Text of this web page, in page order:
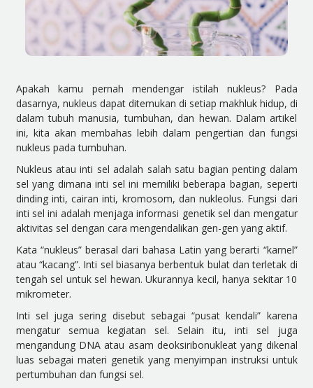
Apakah kamu pernah mendengar istilah nukleus? Pada
dasarnya, nukleus dapat ditemukan di setiap makhluk hidup, di
dalam tubuh manusia, tumbuhan, dan hewan. Dalam artikel
ini, kita akan membahas lebih dalam pengertian dan fungsi
nukleus pada tumbuhan.
Nukleus atau inti sel adalah salah satu bagian penting dalam
sel yang dimana inti sel ini memiliki beberapa bagian, seperti
dinding inti, cairan inti, kromosom, dan nukleolus. Fungsi dari
inti sel ini adalah menjaga informasi genetik sel dan mengatur
aktivitas sel dengan cara mengendalikan gen-gen yang aktif.
Kata “nukleus” berasal dari bahasa Latin yang berarti “karnel”
atau “kacang”. Inti sel biasanya berbentuk bulat dan terletak di
tengah sel untuk sel hewan. Ukurannya kecil, hanya sekitar 10
mikrometer.
Inti sel juga sering disebut sebagai “pusat kendali” karena
mengatur semua kegiatan sel. Selain itu, inti sel juga
mengandung DNA atau asam deoksiribonukleat yang dikenal
luas sebagai materi genetik yang menyimpan instruksi untuk
pertumbuhan dan fungsi sel.